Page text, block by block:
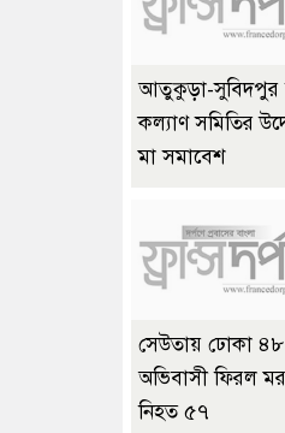
আতুকুড়া-সুবিদপুর
কল্যাণ সমিতির
মা সমাবেশ
সেউতায় ঢোকা ৪৮
অভিবাসী ফিরল
নিহত ৫৭